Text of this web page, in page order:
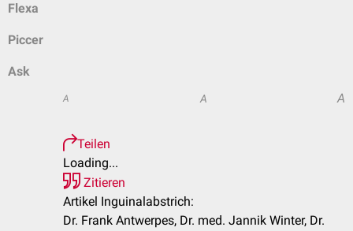
Flexa
Piccer
Ask
A A A
Teilen
Loading...
Zitieren
Artikel Inguinalabstrich:
Dr. Frank Antwerpes, Dr. med. Jannik Winter, Dr.